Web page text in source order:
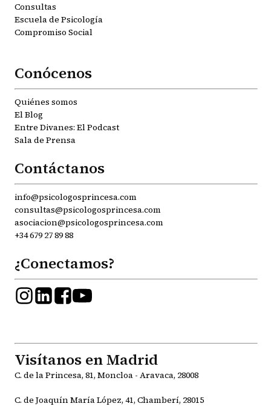
Consultas
Escuela de Psicología
Compromiso Social
Conócenos
Quiénes somos
El Blog
Entre Divanes: El Podcast
Sala de Prensa
Contáctanos
info@psicologosprincesa.com
consultas@psicologosprincesa.com
asociacion@psicologosprincesa.com
+34 679 27 89 88
¿Conectamos?
Visítanos en Madrid
C. de la Princesa, 81, Moncloa - Aravaca, 28008
C. de Joaquín María López, 41, Chamberí, 28015